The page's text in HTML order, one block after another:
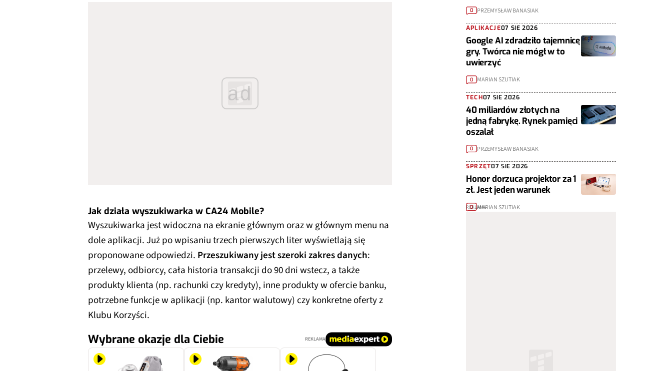
ad
Jak działa wyszukiwarka w CA24 Mobile?
Wyszukiwarka jest widoczna na ekranie głównym oraz w głównym menu na
dole aplikacji. Już po wpisaniu trzech pierwszych liter wyświetlają się
proponowane odpowiedzi. Przeszukiwany jest szeroki zakres danych:
przelewy, odbiorcy, cała historia transakcji do 90 dni wstecz, a także
produkty klienta (np. rachunki czy kredyty), inne produkty w ofercie banku,
potrzebne funkcje w aplikacji (np. kantor walutowy) czy konkretne oferty z
Klubu Korzyści.
Wybrane okazje dla Ciebie REKLAMA
0 PRZEMYSŁAW BANASIAK
APLIKACJE07 SIE 2026
Google AI zdradziło tajemnicę
gry. Twórca nie mógł w to
uwierzyć
0 MARIAN SZUTIAK
TECH07 SIE 2026
40 miliardów złotych na
jedną fabrykę. Rynek pamięci
oszalał
0 PRZEMYSŁAW BANASIAK
SPRZĘT07 SIE 2026
Honor dorzuca projektor za 1
zł. Jest jeden warunek
0 MARIAN SZUTIAK